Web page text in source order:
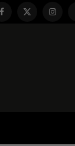
Facebook
X